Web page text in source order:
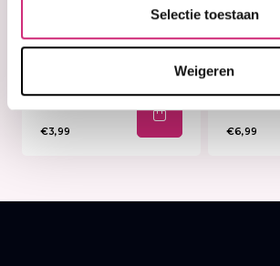
Selectie toestaan
Weigeren
Ever Sheen
€3,99
In stock
Shine
€6,99